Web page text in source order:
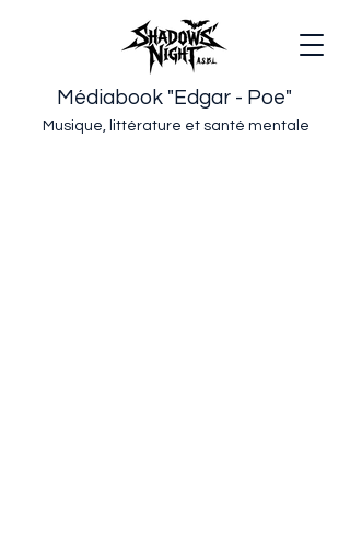
Médiabook "Edgar - Poe"
Musique, littérature et santé mentale